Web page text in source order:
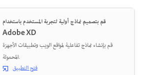
قم بتصميم نماذج أولية لتجربة المستخدم باستخدام
Adobe XD
قم بإنشاء نماذج تفاعلية لمواقع الويب وتطبيقات الأجهزة
المحمولة.
فتح التطبيق